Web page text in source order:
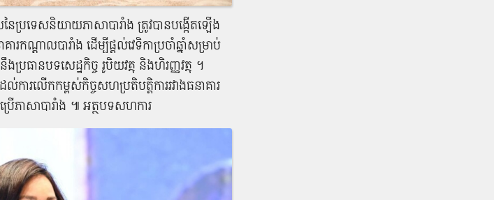
ប្រទេសនិយាយភាសាបារាំង ត្រូវបានបង្កើតឡើង
កណ្តាលបារាំង ដើម្បីផ្តល់វេទិកាប្រចាំឆ្នាំសម្រាប់
ប្រធានបទសេដ្ឋកិច្ច រូបិយវត្ថុ និងហិរញ្ញវត្ថុ ។
រលើកកម្ពស់កិច្ចសហប្រតិបត្តិការរវាងធនាគារ
ភាសាបារាំង ៕ អត្ថបទសហការ